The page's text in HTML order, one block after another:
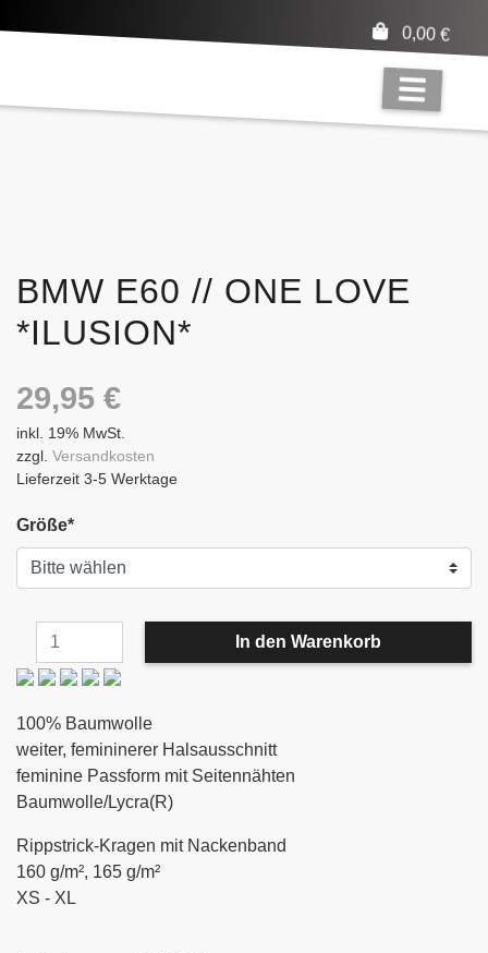
0,00€
BMW E60 // ONE LOVE
*ILUSION*
29,95 €
inkl. 19% MwSt.
zzgl. Versandkosten
Lieferzeit 3-5 Werktage
Größe*
100% Baumwolle
weiter, femininerer Halsausschnitt
feminine Passform mit Seitennähten
Baumwolle/Lycra(R)
Rippstrick-Kragen mit Nackenband
160 g/m², 165 g/m²
XS - XL